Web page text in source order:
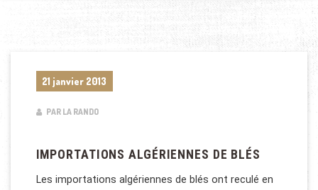
21 janvier 2013
PAR LA RANDO
IMPORTATIONS ALGÉRIENNES DE BLÉS
Les importations algériennes de blés ont reculé en